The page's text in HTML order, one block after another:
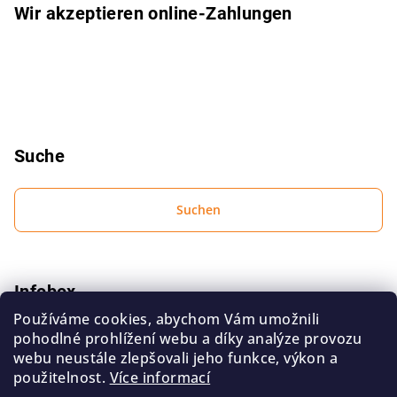
Používáme cookies, abychom Vám umožnili
pohodlné prohlížení webu a díky analýze provozu
webu neustále zlepšovali jeho funkce, výkon a
použitelnost. Více informací
Wir akzeptieren online-Zahlungen
Suche
Suchen
Infobox
Bedingungen zum Schutz personenbezogener Daten
Geschäftsbedingungen
Kontakt